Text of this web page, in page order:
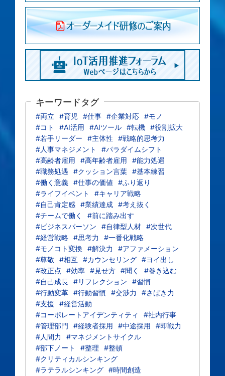
キーワードタグ
#両立 #育児 #仕事 #企業対応 #モノ
#コト
#AI活用 #AIツール #転機 #役割拡大
#若手リーダー
#主体性
#戦略的思考力
#人事マネジメント
#パラダイムシフト
#高齢者雇用
#高年齢者雇用
#能力処遇
#職務処遇
#クッション言葉 #基本練習
#働く意義 #仕事の価値
#ふり返り
#ライフイベント
#キャリア戦略
#自己肯定感 #業績達成 #考え抜く
#チームで働く
#前に踏み出す
#ビジネスパーソン
#自律型人材 #次世代
#経営戦略 #思考力
#一番化戦略
#モノコト変換 #解決力
#アファメーション
#尊敬
#相互 #カウンセリング #ヨイ出し
#改正点
#効率 #見せ方 #聞く
#巻き込む
#自己成長 #リフレクション
#習慣
#行動変革 #行動習慣 #交渉力
#さばき力
#支援
#経営活動
#コーポレートアイデンティティ
#社内行事
#管理部門
#経験者採用 #中途採用
#即戦力
#人間力
#マネジメントサイクル
#部下ノート
#整理
#整頓
#クリティカルシンキング
#ラテラルシンキング #時間創造